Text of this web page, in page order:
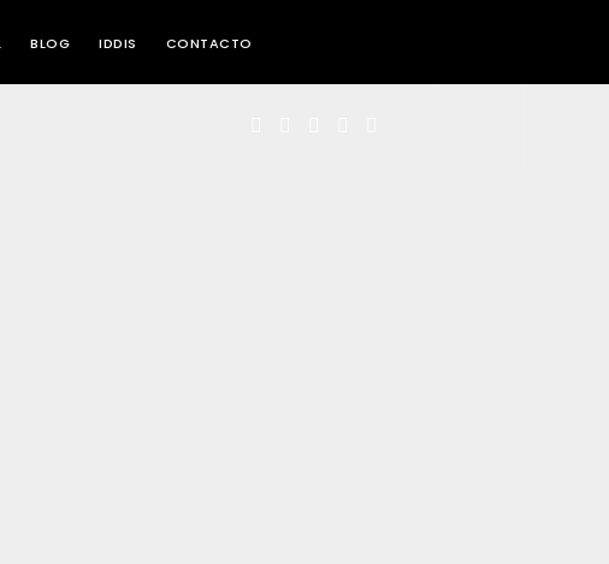
BLOG IDDIS CONTACTO